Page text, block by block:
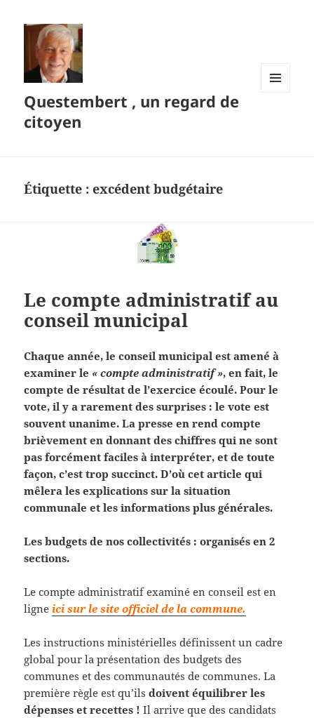
Questembert , un regard de
citoyen
Étiquette :excédent budgétaire
Le compte administratif au
conseil municipal
Chaque année, le conseil municipal est amené à
examiner le « compte administratif », en fait, le
compte de résultat de l’exercice écoulé. Pour le
vote, il y a rarement des surprises : le vote est
souvent unanime. La presse en rend compte
brièvement en donnant des chiffres qui ne sont
pas forcément faciles à interpréter, et de toute
façon, c’est trop succinct. D’où cet article qui
mêlera les explications sur la situation
communale et les informations plus générales.
Les budgets de nos collectivités : organisés en 2
sections.
Le compte administratif examiné en conseil est en
ligne ici sur le site officiel de la commune.
Les instructions ministérielles définissent un cadre
global pour la présentation des budgets des
communes et des communautés de communes. La
première règle est qu’ilsdoivent équilibrer les
dépenses et recettes ! Il arrive que des candidats